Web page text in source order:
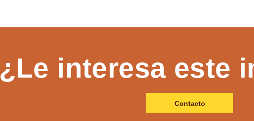
¿Le interesa este
Contacto